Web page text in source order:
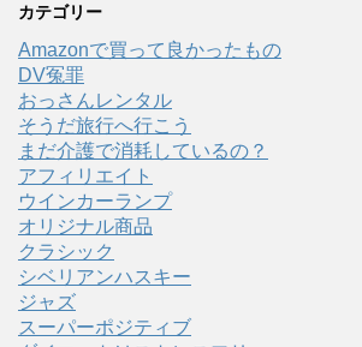
カテゴリー
Amazonで買って良かったもの
DV冤罪
おっさんレンタル
そうだ旅行へ行こう
まだ介護で消耗しているの？
アフィリエイト
ウインカーランプ
オリジナル商品
クラシック
シベリアンハスキー
ジャズ
スーパーポジティブ